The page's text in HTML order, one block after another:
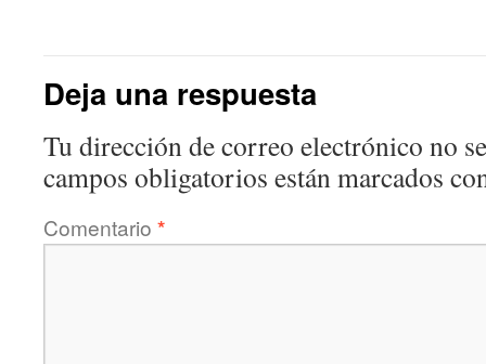
Deja una respuesta
Tu dirección de correo electrónico no
campos obligatorios están marcados
Comentario *